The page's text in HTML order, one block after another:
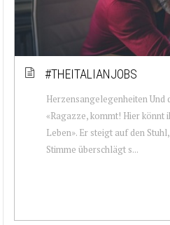
#THEITALIANJOBS
Herzensangelegenheiten Und
«Ragazze, kommt! Hier könnt
Leben». Er steigt auf den
Stimme überschlägt s...